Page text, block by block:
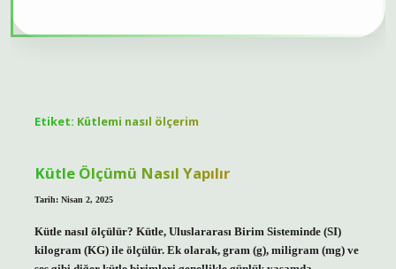
Etiket: Kütlemi nasıl ölçerim
Kütle Ölçümü Nasıl Yapılır
Tarih: Nisan 2, 2025
Kütle nasıl ölçülür? Kütle, Uluslararası Birim Sisteminde (SI)
kilogram (KG) ile ölçülür. Ek olarak, gram (g), miligram (mg) ve